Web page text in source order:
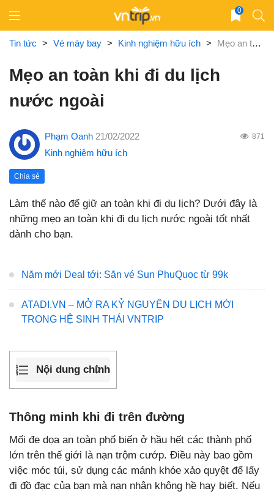
content
0
Tin tức > Vé máy bay > Kinh nghiệm hữu ích > Mẹo an toàn khi đi du lịch nước ngoài
Mẹo an toàn khi đi du lịch
nước ngoài
Phạm Oanh 21/02/2022 871
Kinh nghiệm hữu ích
Chia sẻ
Làm thế nào để giữ an toàn khi đi du lịch? Dưới đây là
những mẹo an toàn khi đi du lịch nước ngoài tốt nhất
dành cho bạn.
Năm mới Deal tới: Săn vé Sun PhuQuoc từ 99k
ATADI.VN – MỞ RA KỶ NGUYÊN DU LỊCH MỚI
TRONG HỆ SINH THÁI VNTRIP
Nội dung chính
Thông minh khi đi trên đường
Mối đe dọa an toàn phổ biến ở hầu hết các thành phố
lớn trên thế giới là nạn trộm cướp. Điều này bao gồm
việc móc túi, sử dụng các mánh khóe xảo quyệt để lấy
đi đồ đạc của bạn mà nạn nhân không hề hay biết. Nếu